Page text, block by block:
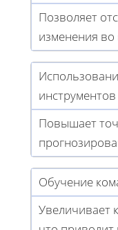
Позволяет
изменения
инструментов
Повышает
Обучение
Увеличивает